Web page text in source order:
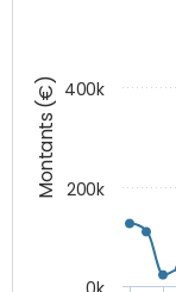
Montants (€)
0k
200k
400k